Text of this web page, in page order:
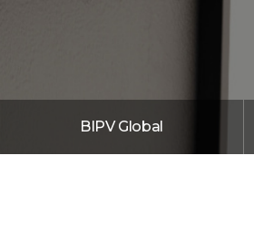
BIPV Global